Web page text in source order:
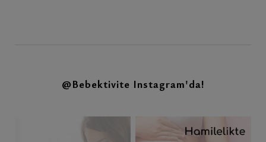
@Bebektivite Instagram'da!